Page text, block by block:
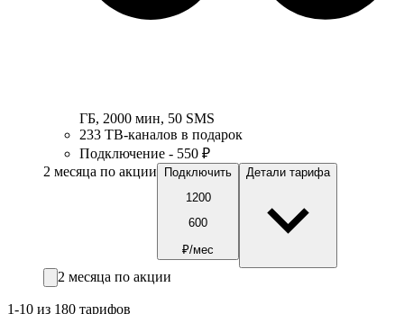
ГБ, 2000 мин, 50 SMS
233 ТВ-каналов в подарок
Подключение - 550 ₽
2 месяца по акции
Подключить
1200
600
₽/мес
Детали тарифа
2 месяца по акции
1-10 из 180 тарифов